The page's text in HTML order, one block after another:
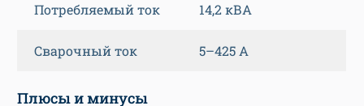
Потребляемый ток 14,2 кВА
Сварочный ток 5–425 А
Плюсы и минусы